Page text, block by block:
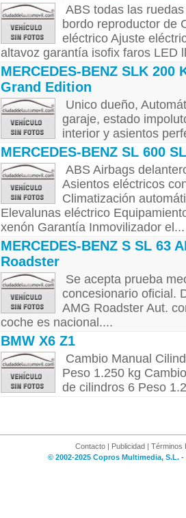
ABS todas las
bordo reproductor de
eléctrico Ajuste
altavoz garantía isofix faros LED
MERCEDES-BENZ SLK 200
Grand Edition
Unico dueño,
garaje, estado
interior y asientos
MERCEDES-BENZ SL 600
ABS Airbags
Asientos eléctricos
Climatización
Elevalunas eléctrico
xenón Garantía Inmovilizador el...
MERCEDES-BENZ S SL 63
Roadster
Se acepta prueba
concesionario oficial.
AMG Roadster Aut.
coche es nacional....
BMW X6 Z1
Cambio Manual
Peso 1.250 kg
de cilindros 6 Peso
Contacto | Publicidad | Términos
© 2002-2025 Copros Multimedia, S.L.